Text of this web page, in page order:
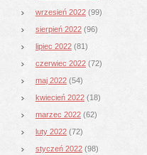
wrzesień 2022 (99)
sierpień 2022 (96)
lipiec 2022 (81)
czerwiec 2022 (72)
maj 2022 (54)
kwiecień 2022 (18)
marzec 2022 (62)
luty 2022 (72)
styczeń 2022 (98)